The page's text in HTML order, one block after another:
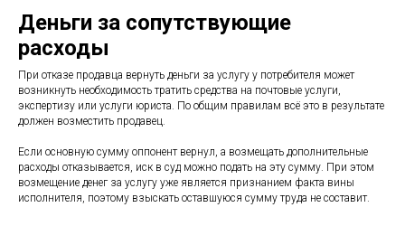
Деньги за сопутствующие
расходы
При отказе продавца вернуть деньги за услугу у потребителя может
возникнуть необходимость тратить средства на почтовые услуги,
экспертизу или услуги юриста. По общим правилам всё это в результате
должен возместить продавец.
Если основную сумму оппонент вернул, а возмещать дополнительные
расходы отказывается, иск в суд можно подать на эту сумму. При этом
возмещение денег за услугу уже является признанием факта вины
исполнителя, поэтому взыскать оставшуюся сумму труда не составит.